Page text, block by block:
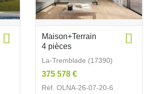
Maison+Terrain
4 pièces
La-Tremblade (17390)
375 578 €
Réf. OLNA-26-07-20-6